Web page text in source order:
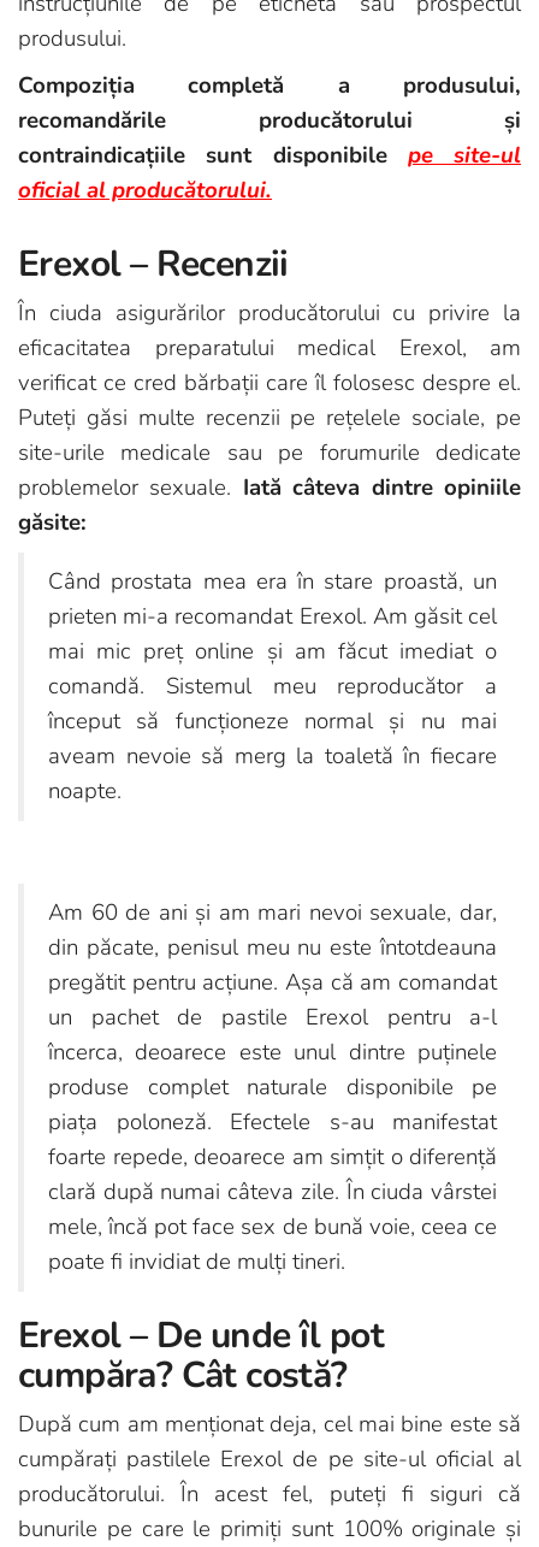
produsului.
Compoziția completă a produsului,
recomandările producătorului și
contraindicațiile sunt disponibile pe site-ul
oficial al producătorului.
Erexol – Recenzii
În ciuda asigurărilor producătorului cu privire la
eficacitatea preparatului medical Erexol, am
verificat ce cred bărbații care îl folosesc despre el.
Puteți găsi multe recenzii pe rețelele sociale, pe
site-urile medicale sau pe forumurile dedicate
problemelor sexuale. Iată câteva dintre opiniile
găsite:
Când prostata mea era în stare proastă, un
prieten mi-a recomandat Erexol. Am găsit cel
mai mic preț online și am făcut imediat o
comandă. Sistemul meu reproducător a
început să funcționeze normal și nu mai
aveam nevoie să merg la toaletă în fiecare
noapte.
Am 60 de ani și am mari nevoi sexuale, dar,
din păcate, penisul meu nu este întotdeauna
pregătit pentru acțiune. Așa că am comandat
un pachet de pastile Erexol pentru a-l
încerca, deoarece este unul dintre puținele
produse complet naturale disponibile pe
piața poloneză. Efectele s-au manifestat
foarte repede, deoarece am simțit o diferență
clară după numai câteva zile. În ciuda vârstei
mele, încă pot face sex de bună voie, ceea ce
poate fi invidiat de mulți tineri.
Erexol – De unde îl pot
cumpăra? Cât costă?
După cum am menționat deja, cel mai bine este să
cumpărați pastilele Erexol de pe site-ul oficial al
producătorului. În acest fel, puteți fi siguri că
bunurile pe care le primiți sunt 100% originale și